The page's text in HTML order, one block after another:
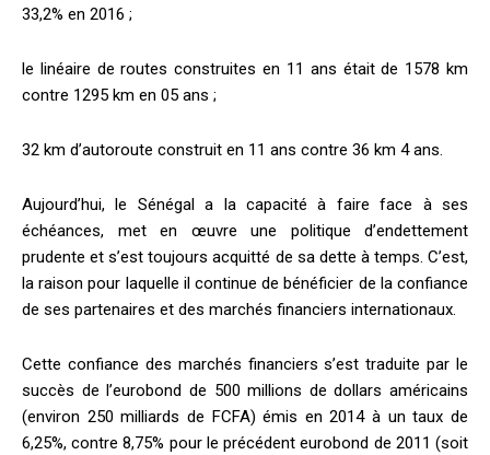
33,2% en 2016 ;
le linéaire de routes construites en 11 ans était de 1578 km
contre 1295 km en 05 ans ;
32 km d’autoroute construit en 11 ans contre 36 km 4 ans.
Aujourd’hui, le Sénégal a la capacité à faire face à ses
échéances, met en œuvre une politique d’endettement
prudente et s’est toujours acquitté de sa dette à temps. C’est,
la raison pour laquelle il continue de bénéficier de la confiance
de ses partenaires et des marchés financiers internationaux.
Cette confiance des marchés financiers s’est traduite par le
succès de l’eurobond de 500 millions de dollars américains
(environ 250 milliards de FCFA) émis en 2014 à un taux de
6,25%, contre 8,75% pour le précédent eurobond de 2011 (soit